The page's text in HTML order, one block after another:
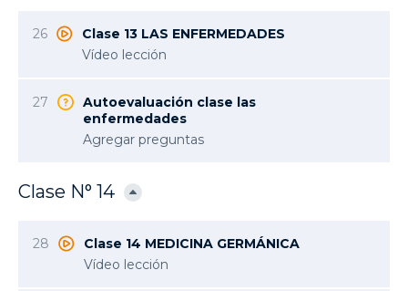
26
Clase 13 LAS ENFERMEDADES
Vídeo lección
27
Autoevaluación clase las
enfermedades
Agregar preguntas
Clase N° 14
28
Clase 14 MEDICINA GERMÁNICA
Vídeo lección